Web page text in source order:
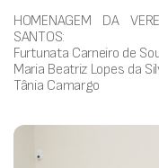
HOMENAGEM DA
SANTOS:
Furtunata Carneiro de
Maria Beatriz Lopes da
Tânia Camargo